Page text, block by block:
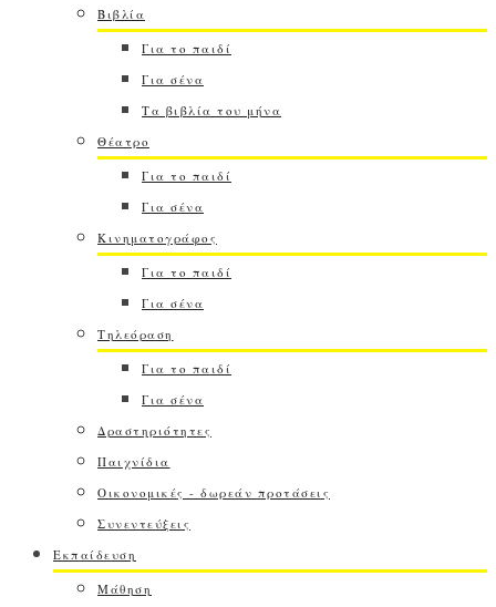
Βιβλία
Για το παιδί
Για σένα
Τα βιβλία του μήνα
Θέατρο
Για το παιδί
Για σένα
Κινηματογράφος
Για το παιδί
Για σένα
Τηλεόραση
Για το παιδί
Για σένα
Δραστηριότητες
Παιχνίδια
Οικονομικές - δωρεάν προτάσεις
Συνεντεύξεις
Εκπαίδευση
Μάθηση